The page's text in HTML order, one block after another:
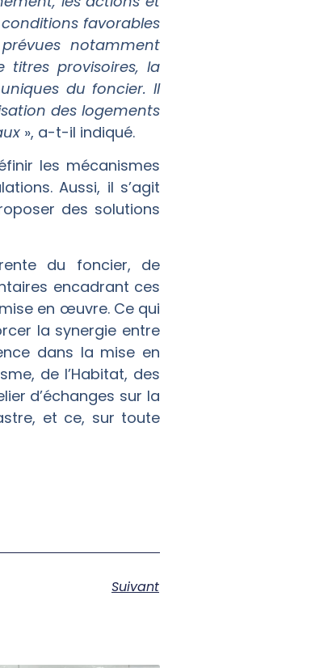
favorables
notamment
titres provisoires, la
du foncier. Il
des logements
», a-t-il indiqué.
les mécanismes
Aussi, il s’agit
des solutions
du foncier, de
encadrant ces
en œuvre. Ce qui
la synergie entre
dans la mise en
de l’Habitat, des
d’échanges sur la
et ce, sur toute
Suivant